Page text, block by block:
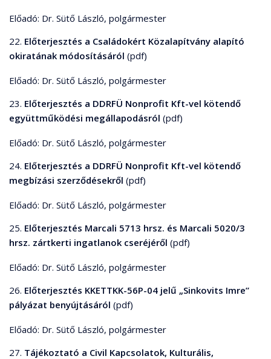
Előadó: Dr. Sütő László, polgármester
22. Előterjesztés a Családokért Közalapítvány alapító
okiratának módosításáról (pdf)
Előadó: Dr. Sütő László, polgármester
23. Előterjesztés a DDRFÜ Nonprofit Kft-vel kötendő
együttműködési megállapodásról (pdf)
Előadó: Dr. Sütő László, polgármester
24. Előterjesztés a DDRFÜ Nonprofit Kft-vel kötendő
megbízási szerződésekről (pdf)
Előadó: Dr. Sütő László, polgármester
25. Előterjesztés Marcali 5713 hrsz. és Marcali 5020/3
hrsz. zártkerti ingatlanok cseréjéről (pdf)
Előadó: Dr. Sütő László, polgármester
26. Előterjesztés KKETTKK-56P-04 jelű „Sinkovits Imre”
pályázat benyújtásáról (pdf)
Előadó: Dr. Sütő László, polgármester
27. Tájékoztató a Civil Kapcsolatok, Kulturális,